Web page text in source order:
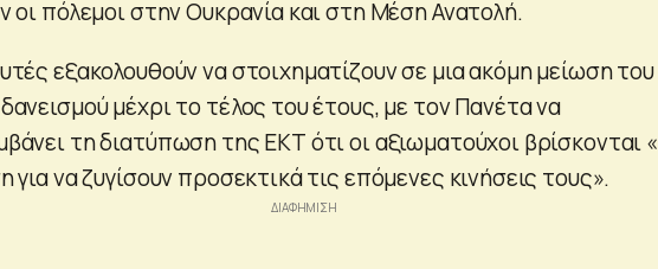
οι πόλεμοι στην Ουκρανία και στη Μέση Ανατολή.
εξακολουθούν να στοιχηματίζουν σε μια ακόμη μείωση του
μέχρι το τέλος του έτους, με τον Πανέτα να
τη διατύπωση της ΕΚΤ ότι οι αξιωματούχοι βρίσκονται
για να ζυγίσουν προσεκτικά τις επόμενες κινήσεις τους».